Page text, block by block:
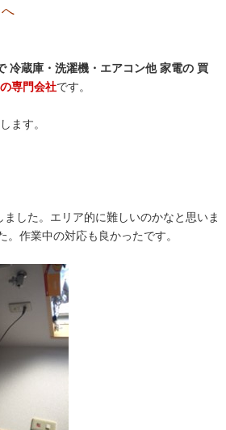
へ
冷蔵庫・洗濯機・エアコン他 家電の 買
専門会社です。
ます。
した。エリア的に難しいのかなと思いま
作業中の対応も良かったです。